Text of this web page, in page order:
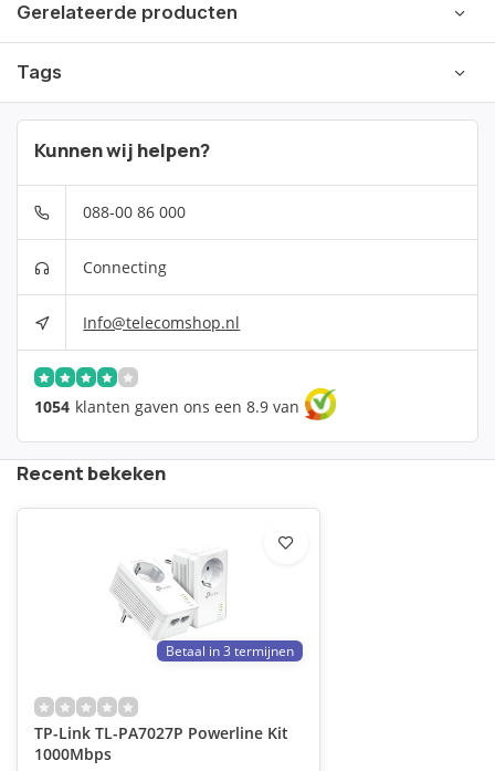
Gerelateerde producten
Tags
Kunnen wij helpen?
088-00 86 000
Connecting
Info@telecomshop.nl
1054 klanten gaven ons een 8.9 van
Recent bekeken
Betaal in 3 termijnen
TP-Link TL-PA7027P Powerline Kit
1000Mbps